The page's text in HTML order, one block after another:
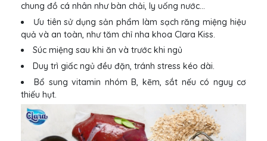
chung đồ cá nhân như bàn chải, ly uống nước…
Ưu tiên sử dụng sản phẩm làm sạch răng miệng hiệu
quả và an toàn, như tăm chỉ nha khoa Clara Kiss.
Súc miệng sau khi ăn và trước khi ngủ
Duy trì giấc ngủ đều đặn, tránh stress kéo dài.
Bổ sung vitamin nhóm B, kẽm, sắt nếu có nguy cơ
thiếu hụt.